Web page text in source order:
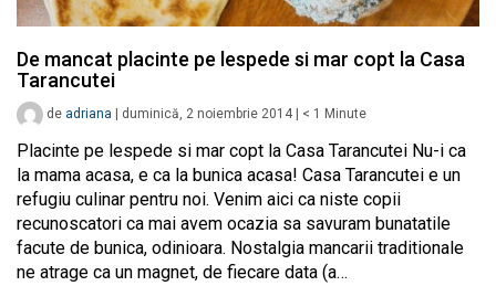
De mancat placinte pe lespede si mar copt la Casa
Tarancutei
de adriana duminică, 2 noiembrie 2014 < 1 Minute
Placinte pe lespede si mar copt la Casa Tarancutei Nu-i ca
la mama acasa, e ca la bunica acasa! Casa Tarancutei e un
refugiu culinar pentru noi. Venim aici ca niste copii
recunoscatori ca mai avem ocazia sa savuram bunatatile
facute de bunica, odinioara. Nostalgia mancarii traditionale
ne atrage ca un magnet, de fiecare data (a…